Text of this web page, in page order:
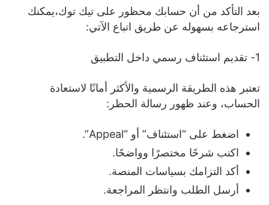
بعد التأكد من أن حسابك محظور على تيك توك،يمكنك
استرجاعه بسهوله عن طريق اتباع الآتي:
1- تقديم استئناف رسمي داخل التطبيق
تعتبر هذه الطريقة الرسمية والأكثر أمانًا لاستعادة
الحساب، وعند ظهور رسالة الحظر:
اضغط على “استئناف” أو “Appeal”.
اكتب شرحًا مختصرًا وواضحًا.
أكد التزامك بسياسات المنصة.
أرسل الطلب وانتظر المراجعة.